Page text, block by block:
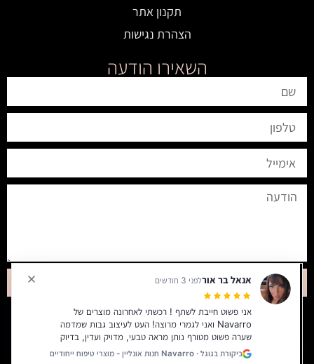
תקנון אתר
הצהרת נגישות
השאירו הודעה
שליחה
האתר מאובטח ומוצפן באמצעות פרוטוקול הצפנה SSL​
כל הזכויות שמורות לריקי נאוארו 2026©
אנאל בר אורלפני 3 חודשים
אני פשוט חייבת לשתף ! רכשתי לאחרונה מוצרים של
Navarro ואני לגמרי מרוצה! העט לעיצוב גבות שמדמה
שערה פשוט מטורף נותן מראה טבעי, מדויק ועדין, בדיוק
כמו שאני אוהבת. בנוסף, לקחתי גם ערכה של פינצטות
ביקורת בגוגל · Navarro חנות אונליין - מוצרי טיפוח ייחודיים